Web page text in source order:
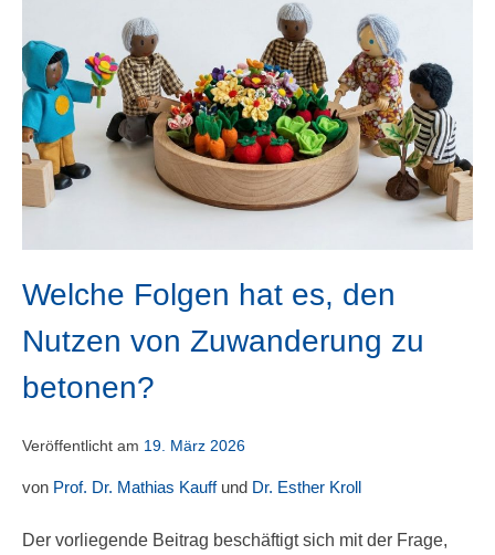
Welche Folgen hat es, den
Nutzen von Zuwanderung zu
betonen?
Veröffentlicht am 19. März 2026
von Prof. Dr. Mathias Kauffund Dr. Esther Kroll
Der vorliegende Beitrag beschäftigt sich mit der Frage,